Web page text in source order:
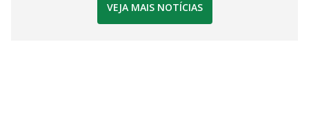
VEJA MAIS NOTÍCIAS